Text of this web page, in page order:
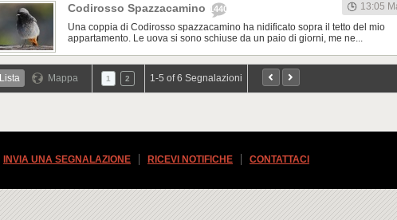
Codirosso Spazzacamino 1440
13:05
Una coppia di Codirosso spazzacamino ha nidificato sopra il tetto del mio
appartamento. Le uova si sono schiuse da un paio di giorni, me ne...
Lista Mappa 1 2 1-5 of 6 Segnalazioni
INVIA UNA SEGNALAZIONE RICEVI NOTIFICHE CONTATTACI